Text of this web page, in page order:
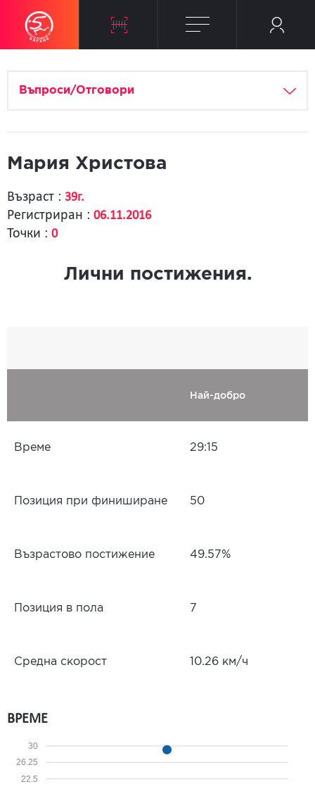
Въпроси/Отговори
Мария Христова
Възраст : 39г.
Регистриран : 06.11.2016
Точки : 0
Лични постижения.
Най-добро
Време 29:15
Позиция при финиширане 50
Възрастово постижение 49.57%
Позиция в пола 7
Средна скорост 10.26 км/ч
ВРЕМЕ
22.5
26.25
30